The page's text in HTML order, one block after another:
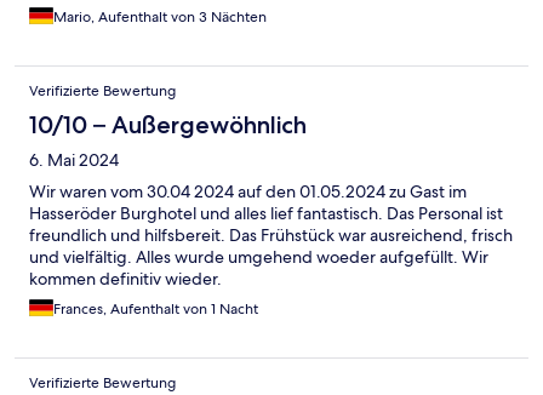
Mario, Aufenthalt von 3 Nächten
Verifizierte Bewertung
10/10 – Außergewöhnlich
6. Mai 2024
Wir waren vom 30.04 2024 auf den 01.05.2024 zu Gast im
Hasseröder Burghotel und alles lief fantastisch. Das Personal ist
freundlich und hilfsbereit. Das Frühstück war ausreichend, frisch
und vielfältig. Alles wurde umgehend woeder aufgefüllt. Wir
kommen definitiv wieder.
Frances, Aufenthalt von 1 Nacht
Verifizierte Bewertung